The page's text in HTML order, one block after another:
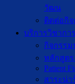
วัฒน
ติดต่อกิ
บริการวิชากา
กิจกรรม
หลักสูต
Patient
สาระน่า